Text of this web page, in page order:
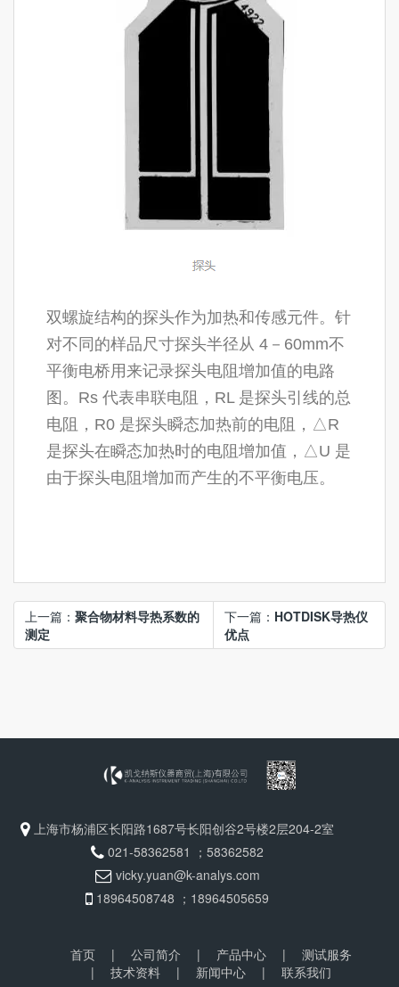
双螺旋结构的探头作为加热和传感元件。针
对不同的样品尺寸探头半径从 4－60mm不
平衡电桥用来记录探头电阻增加值的电路
图。Rs 代表串联电阻，RL 是探头引线的总
电阻，R0 是探头瞬态加热前的电阻，△R
是探头在瞬态加热时的电阻增加值，△U 是
由于探头电阻增加而产生的不平衡电压。
上一篇： 聚合物材料导热系数的
测定
下一篇： HOTDISK导热仪
优点
上海市杨浦区长阳路1687号长阳创谷2号楼2层204-2室
021-58362581 ；58362582
vicky.yuan@k-analys.com
18964508748 ；18964505659
首页 | 公司简介 | 产品中心 |
测试服务
|
技术资料 | 新闻中心 | 联系我们